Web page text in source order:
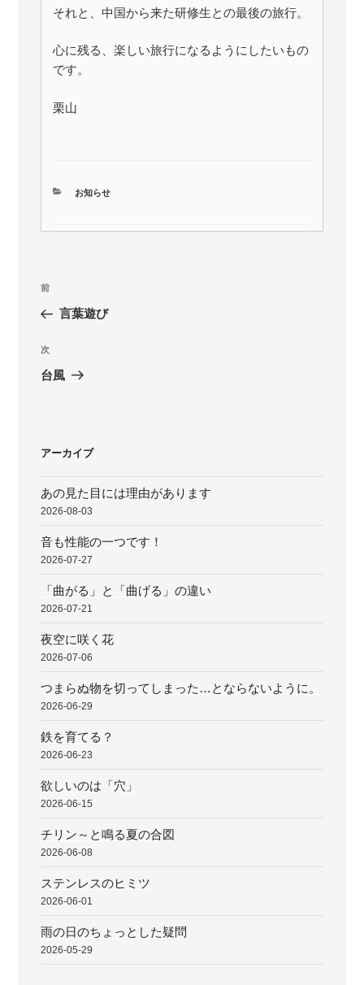
それと、中国から来た研修生との最後の旅行。
心に残る、楽しい旅行になるようにしたいもの
です。
栗山
カ
お知らせ
投
ナ
ビ
ゲ
ン
前
の
稿
前
言葉遊び
次
の
次
台風
アーカイブ
あの見た目には理由があります
2026-08-03
音も性能の一つです！
2026-07-27
「曲がる」と「曲げる」の違い
2026-07-21
夜空に咲く花
2026-07-06
つまらぬ物を切ってしまった…とならないように。
2026-06-29
鉄を育てる？
2026-06-23
欲しいのは「穴」
2026-06-15
チリン～と鳴る夏の合図
2026-06-08
ステンレスのヒミツ
2026-06-01
雨の日のちょっとした疑問
2026-05-29